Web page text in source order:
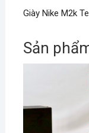
Giày Nike M2k
Sản